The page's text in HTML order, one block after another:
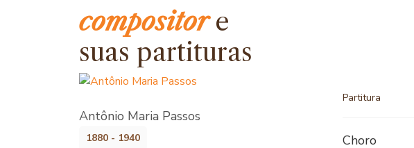
compositore
suas partituras
Antônio Maria Passos
1880 - 1940
Partitura
Choro